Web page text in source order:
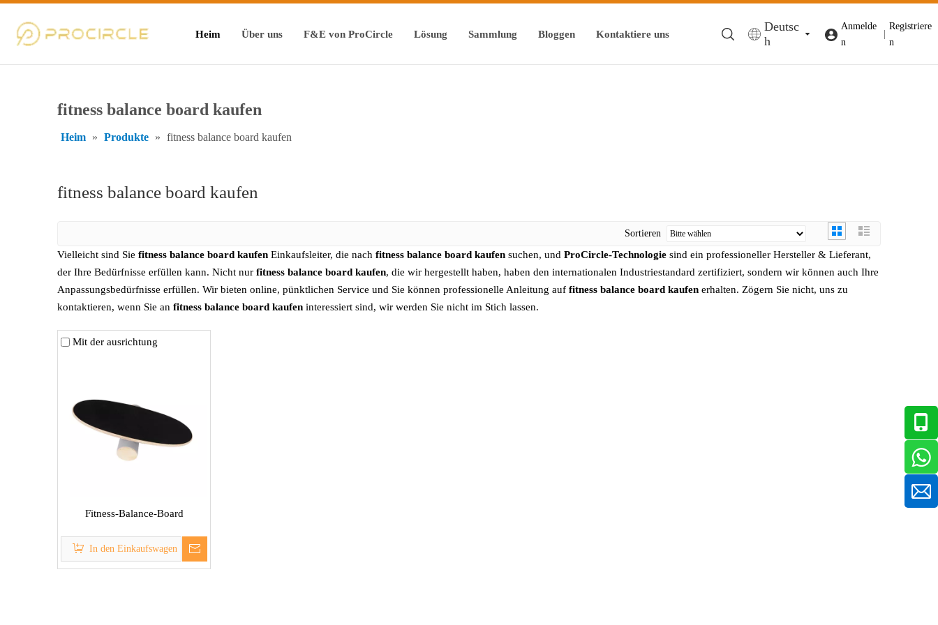
Heim Über uns F&E von ProCircle Lösung Sammlung Bloggen Kontaktiere uns
Deutsc
h
Anmelde
n
Registriere
n
fitness balance board kaufen
Heim » Produkte » fitness balance board kaufen
fitness balance board kaufen
Sortieren
Vielleicht sind Sie fitness balance board kaufen Einkaufsleiter, die nach fitness balance board kaufen suchen, und ProCircle-Technologie sind ein professioneller Hersteller & Lieferant,
der Ihre Bedürfnisse erfüllen kann. Nicht nur fitness balance board kaufen, die wir hergestellt haben, haben den internationalen Industriestandard zertifiziert, sondern wir können auch Ihre
Anpassungsbedürfnisse erfüllen. Wir bieten online, pünktlichen Service und Sie können professionelle Anleitung auf fitness balance board kaufen erhalten. Zögern Sie nicht, uns zu
kontaktieren, wenn Sie an fitness balance board kaufen interessiert sind, wir werden Sie nicht im Stich lassen.
Mit der ausrichtung
Fitness-Balance-Board
In den Einkaufswagen